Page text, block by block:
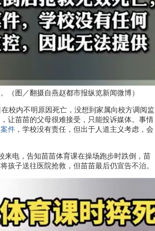
（图／翻摄自燕赵都市报纵览新闻微博）
校内不明原因死亡，没想到家属向校方调阅监
让苗苗的父母很难接受，只能投诉媒体。事情
件 ，学校没有责任，但出于人道主义考虑，会
来电，告知苗苗体育课在操场跑步时跌倒，苗
孩子送往医院抢救，但苗苗最后仍宣告不治。